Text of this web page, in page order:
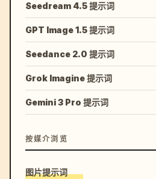
Seedream 4.5 提示词
GPT Image 1.5 提示词
Seedance 2.0 提示词
Grok Imagine 提示词
Gemini 3 Pro 提示词
按媒介浏览
图片提示词